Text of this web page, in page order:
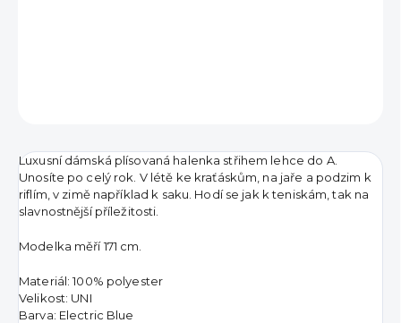
Luxusní dámská plísovaná halenka střihem lehce do A.
Unosíte po celý rok. V létě ke kraťáskům, na jaře a podzim k
riflím, v zimě například k saku. Hodí se jak k teniskám, tak na
slavnostnější příležitosti.
Modelka měří 171 cm.
Materiál: 100% polyester
Velikost: UNI
Barva: Electric Blue